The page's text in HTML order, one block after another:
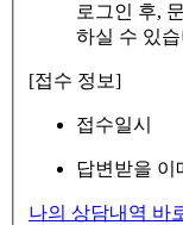
로그인 후,
하실 수 있
[접수 정보]
접수일시
답변받을 이
나의 상담내역 바